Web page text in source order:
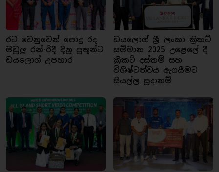
රට වෙනුවෙන් පොදු රද
මඩුලු රන්-රිදී දිනූ පුතුන්ට
ඩයලොග් උපහාර
ඩයලොග් ශ්‍රී ලංකා ක්‍රිකට්
සම්මාන 2025 උළෙලේ දී
ක්‍රිකට් දස්කම් සහ
විශිෂ්ටත්වය ඇගයීමට
සියල්ල සූදානම්